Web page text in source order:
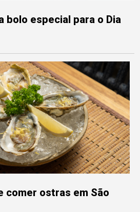
bolo especial para o Dia
comer ostras em São